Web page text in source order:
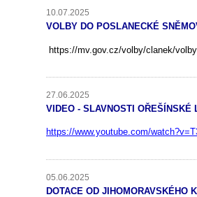
10.07.2025
VOLBY DO POSLANECKÉ
https://mv.gov.cz/volby/clanek/
27.06.2025
VIDEO - SLAVNOSTI OŘEŠÍNSKÉ
https://www.youtube.com/
05.06.2025
DOTACE OD JIHOMORAVSKÉHO